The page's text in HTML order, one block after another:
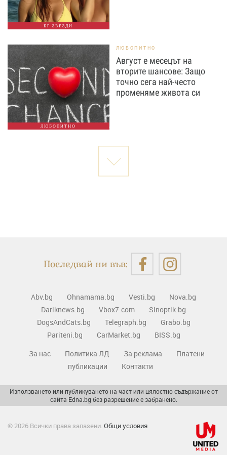
БГ ЗВЕЗДИ
ЛЮБОПИТНО
ЛЮБОПИТНО
Август е месецът на
вторите шансове: Защо
точно сега най-често
променяме живота си
Последвай ни във:
Abv.bg Ohnamama.bg Vesti.bg
Nova.bg
Dariknews.bg
Vbox7.com
Sinoptik.bg
DogsAndCats.bg
Telegraph.bg
Grabo.bg
Pariteni.bg
CarMarket.bg
BISS.bg
За нас
Политика ЛД За реклама
Платени
публикации
Контакти
Използването или публикуването на част или цялостно съдържание от
сайта Edna.bg без разрешение е забранено.
© 2026 Всички права запазени. Общи условия